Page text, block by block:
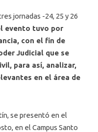
jornadas -24, 25 y 26
evento tuvo por
con el fin de
Judicial que se
para así, analizar,
en el área de
se presentó en el
en el Campus Santo